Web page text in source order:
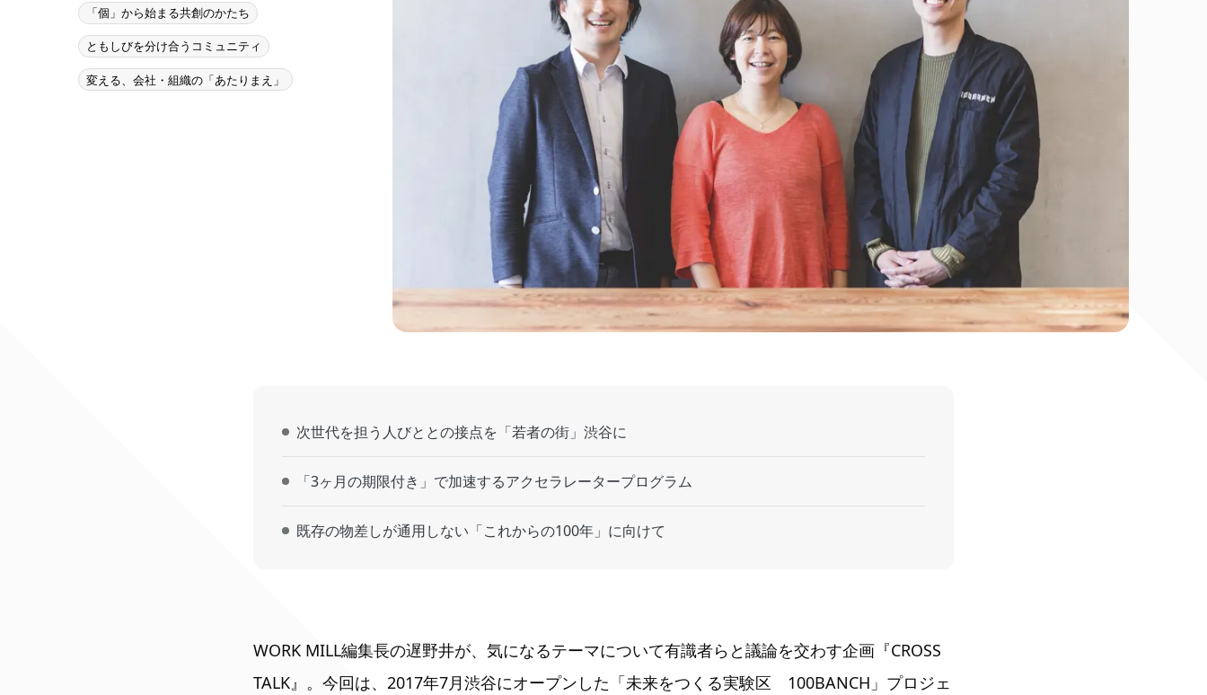
「個」から始まる共創のかたち
ともしびを分け合うコミュニティ
変える、会社・組織の「あたりまえ」
次世代を担う人びととの接点を「若者の街」渋谷に
「3ヶ月の期限付き」で加速するアクセラレータープログラム
既存の物差しが通用しない「これからの100年」に向けて
WORK MILL編集長の遅野井が、気になるテーマについて有識者らと議論を交わす企画『CROSS
TALK』。今回は、2017年7月渋谷にオープンした「未来をつくる実験区 100BANCH」プロジェ